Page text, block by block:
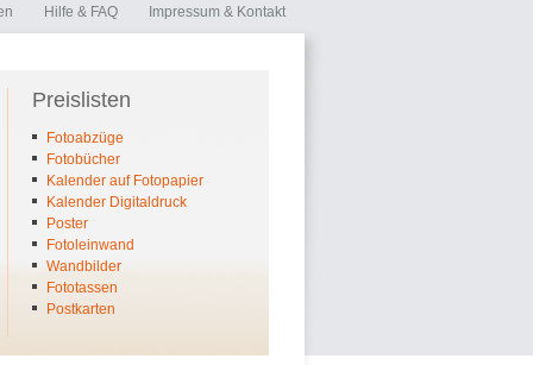
Hilfe & FAQ Impressum & Kontakt
Preislisten
Fotoabzüge
Fotobücher
Kalender auf Fotopapier
Kalender Digitaldruck
Poster
Fotoleinwand
Wandbilder
Fototassen
Postkarten